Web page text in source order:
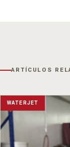
ARTÍCULOS
WATERJET